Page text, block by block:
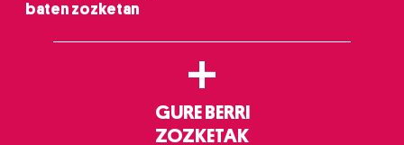
baten zozketan
+
GURE BERRI
ZOZKETAK